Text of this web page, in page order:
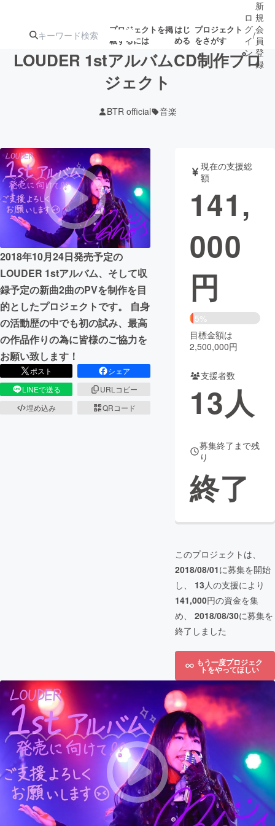
プロジェクトを掲
載するには
はじ
める
プロジェクト
をさがす
ジェクト
募集終了が近いプ
ロジェクト
アート・写真 音楽
テクノロジー・ガジェット ゲーム・サ
映像・映画
ビジネス・起業
まちづくり・地域活性化
CAMPFIRE for Social Good
CAMPFIRE Creation
CAMPFIREふるさと納税
コミュニティ
ロ
グ
イ
ン
/
新
規
会
員
登
録
LOUDER 1stアルバムCD制作プロ
ジェクト
BTR official 音楽
2018年10月24日発売予定の
LOUDER 1stアルバム、そして収
録予定の新曲2曲のPVを制作を目
的としたプロジェクトです。 自身
の活動歴の中でも初の試み、最高
の作品作りの為に皆様のご協力を
お願い致します！
ポスト
シェア
LINEで送る
URLコピー
埋め込み
QRコード
現在の支援総
額
141,
000
円
5%
目標金額は
2,500,000円
支援者数
13人
募集終了まで残
り
終了
このプロジェクトは、
2018/08/01に募集を開始
し、 13人の支援により
141,000円の資金を集
め、 2018/08/30に募集を
終了しました
もう一度プロジェク
トをやってほしい